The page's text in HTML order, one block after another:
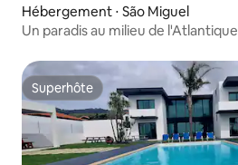
Hébergement ⋅ São Miguel
Un paradis au milieu de l'Atlantique
Superhôte
Superhôte